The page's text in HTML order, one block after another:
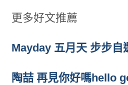
更多好文推薦
Mayday 五月天 步步自
陶喆 再見你好嗎hello